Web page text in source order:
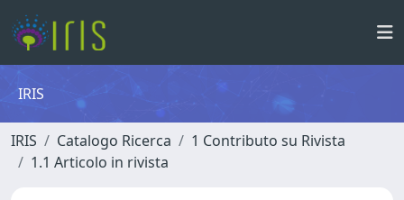
IRIS
IRIS Catalogo Ricerca
1 Contributo su Rivista
1.1 Articolo in rivista